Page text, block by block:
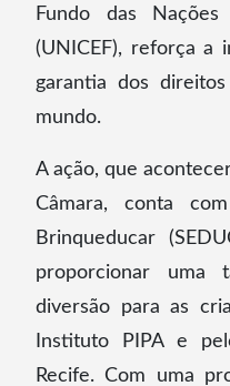
Fundo das
(UNICEF), reforça a
garantia dos
mundo.
A ação, que
Câmara, conta
Brinqueducar
proporcionar uma
diversão para as
Instituto PIPA e
Recife. Com uma